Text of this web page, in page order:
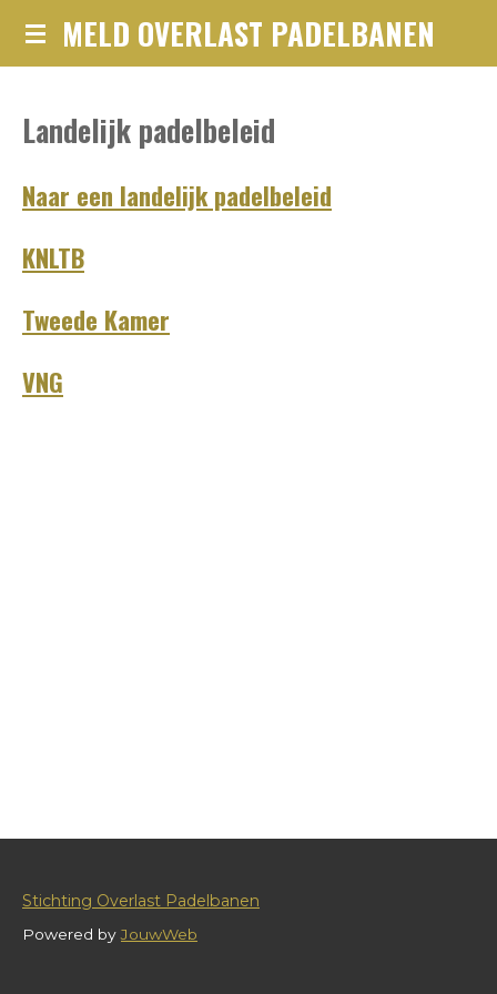
Ga
de
MELD OVERLAST PADELBANEN
Landelijk padelbeleid
Naar een landelijk padelbeleid
KNLTB
Tweede Kamer
VNG
Stichting Overlast Padelbanen
Powered byJouwWeb